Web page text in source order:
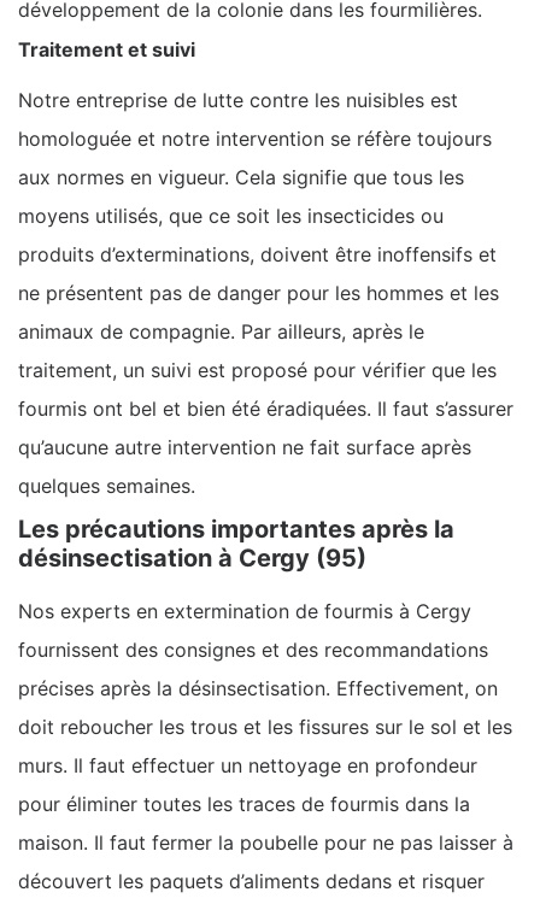
développement de la colonie dans les fourmilières.
Traitement et suivi
Notre entreprise de lutte contre les nuisibles est
homologuée et notre intervention se réfère toujours
aux normes en vigueur. Cela signifie que tous les
moyens utilisés, que ce soit les insecticides ou
produits d’exterminations, doivent être inoffensifs et
ne présentent pas de danger pour les hommes et les
animaux de compagnie. Par ailleurs, après le
traitement, un suivi est proposé pour vérifier que les
fourmis ont bel et bien été éradiquées. Il faut s’assurer
qu’aucune autre intervention ne fait surface après
quelques semaines.
Les précautions importantes après la
désinsectisation à Cergy (95)
Nos experts en extermination de fourmis à Cergy
fournissent des consignes et des recommandations
précises après la désinsectisation. Effectivement, on
doit reboucher les trous et les fissures sur le sol et les
murs. Il faut effectuer un nettoyage en profondeur
pour éliminer toutes les traces de fourmis dans la
maison. Il faut fermer la poubelle pour ne pas laisser à
découvert les paquets d’aliments dedans et risquer